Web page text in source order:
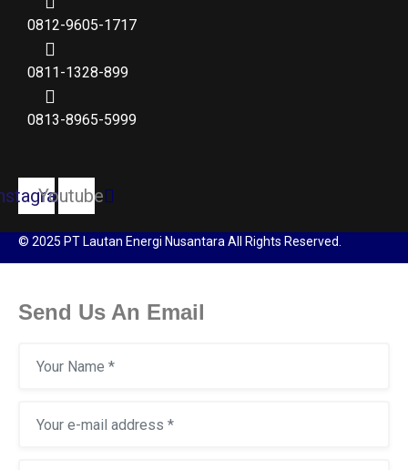
0812-9605-1717
0811-1328-899
0813-8965-5999
Youtube
© 2025 PT Lautan Energi Nusantara All Rights Reserved.
Send Us An Email